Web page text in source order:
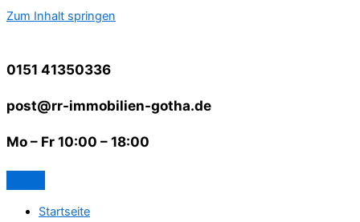
Zum Inhalt springen
0151 41350336
post@rr-immobilien-gotha.de
Mo – Fr 10:00 – 18:00
Startseite